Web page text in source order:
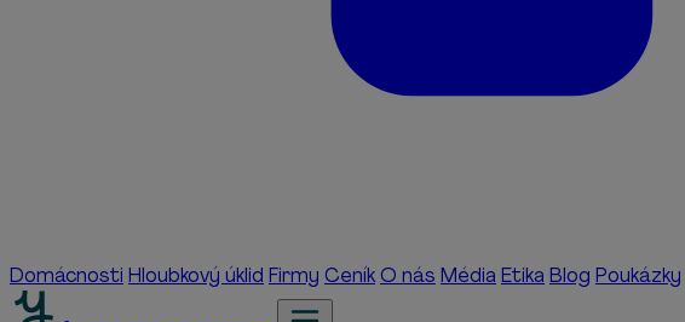
Domácnosti Hloubkový úklid Firmy Ceník O nás Média Etika Blog Poukázky